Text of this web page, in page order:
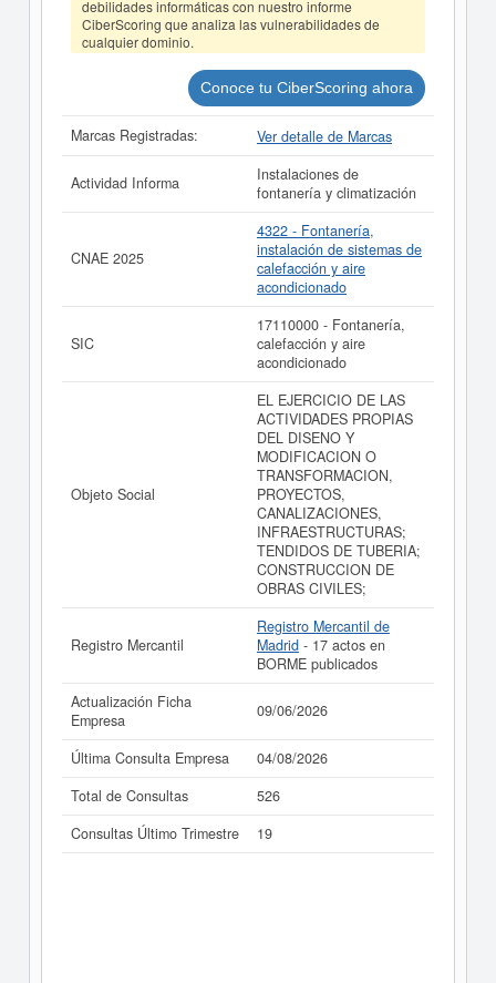
MUGGLEGAS COMERCIALIZACION E
INSTALACIONES SL puedeacceder inmediatamente a
este Informe ampliadode MUGGLEGAS
COMERCIALIZACION E INSTALACIONES SL y
consultar los resultados de sus años de actividad, así
como los balances y cuentas de resultados disponibles.
La última actualización del informe de empresa se ha
realizado el 09/06/2026.
debilidades informáticas con nuestro informe
CiberScoring que analiza las vulnerabilidades de
cualquier dominio.
Conoce tu CiberScoring ahora
Marcas Registradas: Ver detalle de Marcas
Actividad Informa
Instalaciones de
fontanería y climatización
CNAE 2025
4322 - Fontanería,
instalación de sistemas de
calefacción y aire
acondicionado
SIC
17110000 - Fontanería,
calefacción y aire
acondicionado
Objeto Social
EL EJERCICIO DE LAS
ACTIVIDADES PROPIAS
DEL DISENO Y
MODIFICACION O
TRANSFORMACION,
PROYECTOS,
CANALIZACIONES,
INFRAESTRUCTURAS;
TENDIDOS DE TUBERIA;
CONSTRUCCION DE
OBRAS CIVILES;
Registro Mercantil
Registro Mercantil de
Madrid - 17 actos en
BORME publicados
Actualización Ficha
Empresa
09/06/2026
Última Consulta Empresa
04/08/2026
Total de Consultas
526
Consultas Último Trimestre
19